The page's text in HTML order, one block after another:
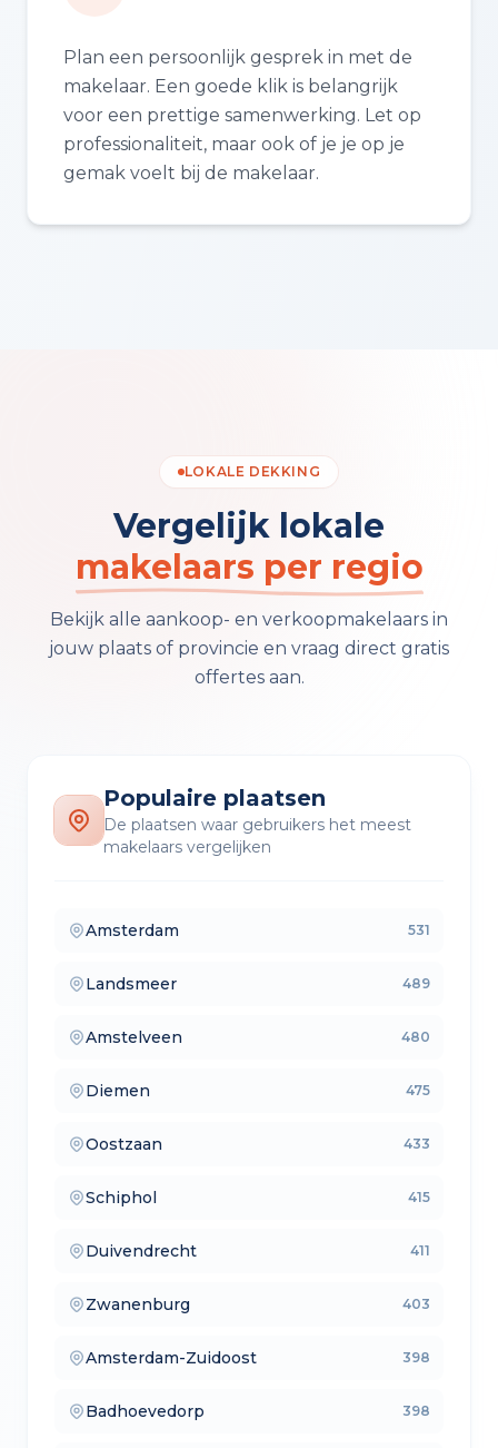
Plan een persoonlijk gesprek in met de
makelaar. Een goede klik is belangrijk
voor een prettige samenwerking. Let op
professionaliteit, maar ook of je je op je
gemak voelt bij de makelaar.
LOKALE DEKKING
Vergelijk lokale
makelaars per regio
Bekijk alle aankoop- en verkoopmakelaars in
jouw plaats of provincie en vraag direct gratis
offertes aan.
Populaire plaatsen
De plaatsen waar gebruikers het meest
makelaars vergelijken
Amsterdam
— makelaars vergelijken 531
Landsmeer
— verkoopmakelaars 489
Amstelveen
— aankoopmakelaars 480
Diemen
— lokale makelaars 475
Oostzaan
— makelaars vergelijken 433
Schiphol
— verkoopmakelaars 415
Duivendrecht
— aankoopmakelaars 411
Zwanenburg
— lokale makelaars 403
Amsterdam-Zuidoost
— makelaars vergelijken 398
Badhoevedorp
— verkoopmakelaars 398